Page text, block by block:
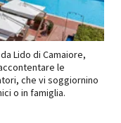
Lido di Camaiore,
le
che vi soggiornino
o in famiglia.